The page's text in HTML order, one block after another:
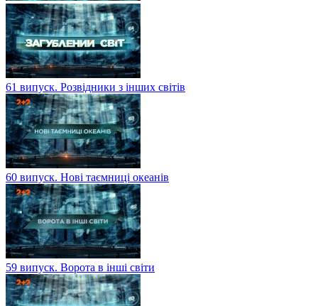
61 випуск. Розвідники з інших світів
60 випуск. Нові таємниці океанів
59 випуск. Ворота в інші світи